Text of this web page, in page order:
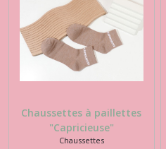
Chaussettes à paillettes
"Capricieuse"
Chaussettes